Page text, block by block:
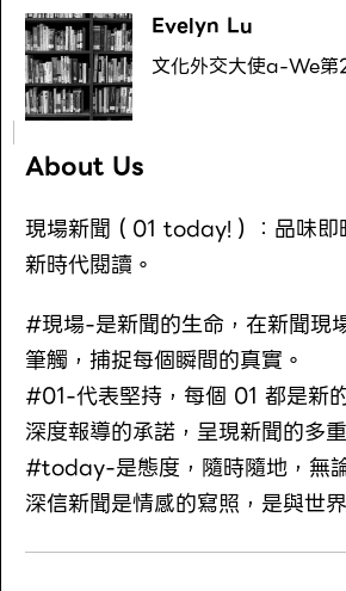
Evelyn Lu
文化外交大使a-We第
About Us
現場新聞（01 today!）：品味即
新時代閱讀。
#現場-是新聞的生命，在新聞現
筆觸，捕捉每個瞬間的真實。
#01-代表堅持，每個 01 都是新
深度報導的承諾，呈現新聞的多
#today-是態度，隨時隨地，無
深信新聞是情感的寫照，是與世